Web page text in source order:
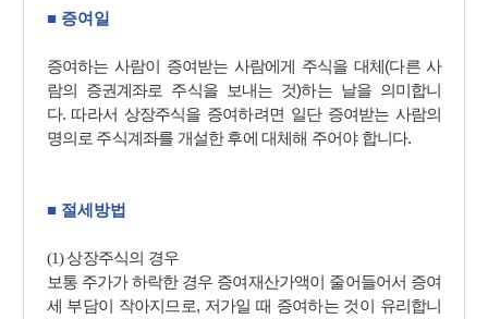
■ 증여일
증여하는 사람이 증여받는 사람에게 주식을 대체 (다른 사
람의 증권계좌로 주식을 보내는 것)하는 날을 의미합니
다. 따라서 상장주식을 증여하려면 일단 증여받는 사람의
명의로 주식계좌를 개설한 후에 대체해 주어야 합니다.
■ 절세방법
(1)상장주식의 경우
보통 주가가 하락한 경우 증여재산가액이 줄어들어서 증여
세 부담이 작아지므로, 저가일 때 증여하는 것이 유리합니